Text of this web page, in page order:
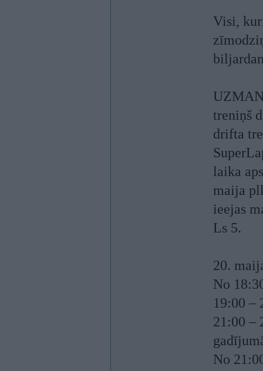
Visi,
treniņš
drifta
laika
maija
ieejas
Ls 5.
20.
No
19:00 –
21:00 –
No